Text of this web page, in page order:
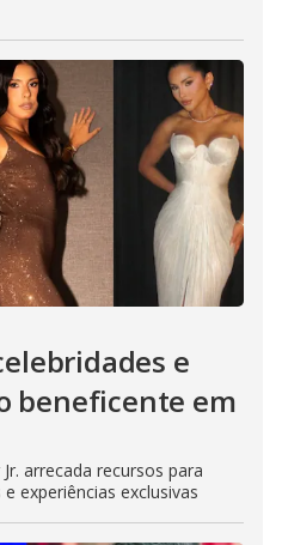
e
beneficente em
arrecada recursos para
experiências exclusivas